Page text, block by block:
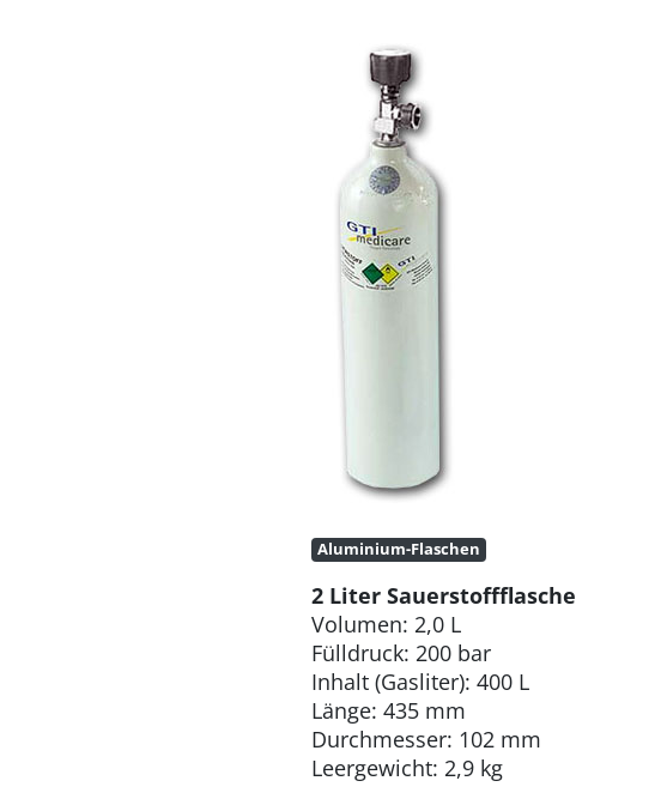
Aluminium-Flaschen
2 Liter Sauerstoffflasche
Volumen: 2,0 L
Fülldruck: 200 bar
Inhalt (Gasliter): 400 L
Länge: 435 mm
Durchmesser: 102 mm
Leergewicht: 2,9 kg